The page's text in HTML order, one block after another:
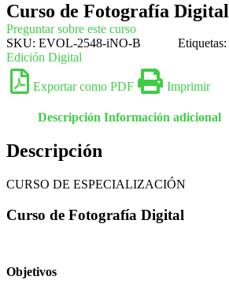
Curso de Fotografía Digital
Preguntar sobre este curso
SKU: EVOL-2548-iNO-B Etiquetas:
Edición Digital
Exportar como PDF Imprimir
Descripción Información adicional
Descripción
CURSO DE ESPECIALIZACIÓN
Curso de Fotografía Digital
Objetivos